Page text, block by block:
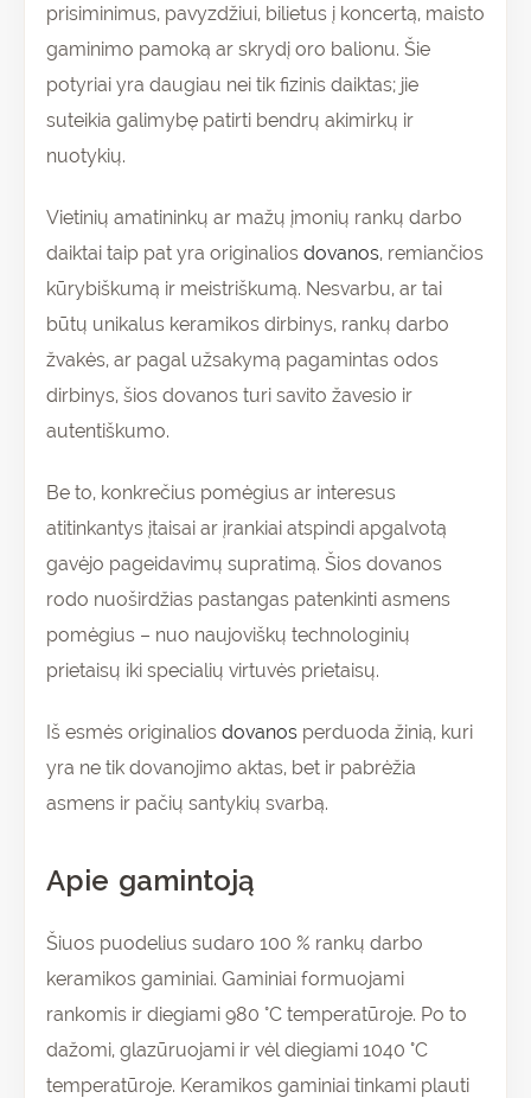
prisiminimus, pavyzdžiui, bilietus į koncertą, maisto
gaminimo pamoką ar skrydį oro balionu. Šie
potyriai yra daugiau nei tik fizinis daiktas; jie
suteikia galimybę patirti bendrų akimirkų ir
nuotykių.
Vietinių amatininkų ar mažų įmonių rankų darbo
daiktai taip pat yra originalios dovanos, remiančios
kūrybiškumą ir meistriškumą. Nesvarbu, ar tai
būtų unikalus keramikos dirbinys, rankų darbo
žvakės, ar pagal užsakymą pagamintas odos
dirbinys, šios dovanos turi savito žavesio ir
autentiškumo.
Be to, konkrečius pomėgius ar interesus
atitinkantys įtaisai ar įrankiai atspindi apgalvotą
gavėjo pageidavimų supratimą. Šios dovanos
rodo nuoširdžias pastangas patenkinti asmens
pomėgius – nuo naujoviškų technologinių
prietaisų iki specialių virtuvės prietaisų.
Iš esmės originalios dovanos perduoda žinią, kuri
yra ne tik dovanojimo aktas, bet ir pabrėžia
asmens ir pačių santykių svarbą.
Apie gamintoją
Šiuos puodelius sudaro 100 % rankų darbo
keramikos gaminiai. Gaminiai formuojami
rankomis ir diegiami 980 °C temperatūroje. Po to
dažomi, glazūruojami ir vėl diegiami 1040 °C
temperatūroje. Keramikos gaminiai tinkami plauti